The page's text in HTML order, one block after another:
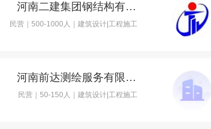
河南二建集团钢结构有限公司
民营｜500-1000人｜建筑设计|工程施工
河南前达测绘服务有限公司
民营｜50-150人｜建筑设计|工程施工